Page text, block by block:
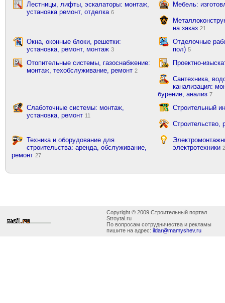
Лестницы, лифты, эскалаторы: монтаж,
установка ремонт, отделка 6
Мебель:
на заказ 21
Окна, оконные блоки, решетки:
установка, ремонт, монтаж 3
Отделочные
пол) 5
Отопительные системы, газоснабжение:
монтаж, техобслуживание, ремонт 2
Проектно-
Сантехника,
канализация:
бурение, анализ 7
Слаботочные системы: монтаж,
установка, ремонт 11
Строительный
Строительство,
Техника и оборудование для
строительства: аренда, обслуживание,
ремонт 27
электротехники
Copyright © 2009 Строительный портал
Stroytal.ru
По вопросам сотрудничества и рекламы
пишите на адрес: ildar@mamyshev.ru